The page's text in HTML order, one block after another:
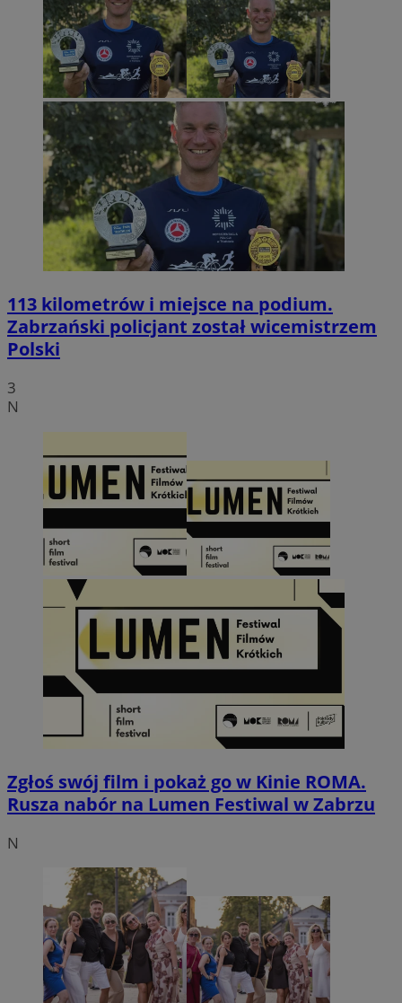
113 kilometrów i miejsce na podium.
Zabrzański policjant został wicemistrzem
Polski
3
N
Zgłoś swój film i pokaż go w Kinie ROMA.
Rusza nabór na Lumen Festiwal w Zabrzu
N